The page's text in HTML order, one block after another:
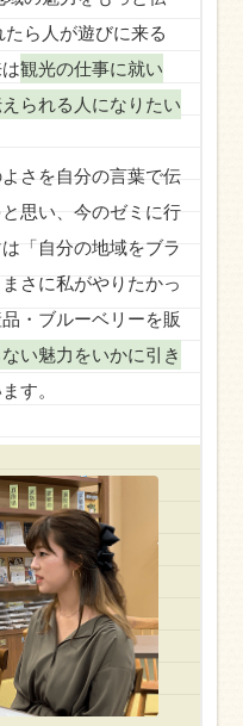
たら人が遊びに来る
観光の仕事に就い
られる人になりたい
さを自分の言葉で伝
思い、今のゼミに行
「自分の地域をブラ
さに私がやりたかっ
・ブルーベリーを販
い魅力をいかに引き
す。